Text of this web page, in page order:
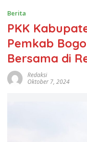
Berita
PKK
Pemkab
Bersama di
Redaksi
Oktober 7, 2024